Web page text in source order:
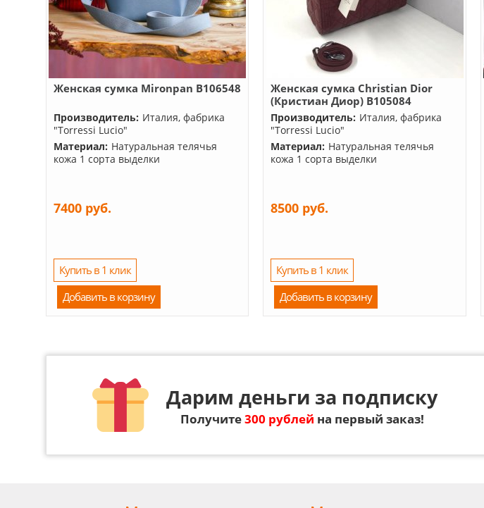
Женская сумка Mironpan B106548
Производитель: Италия, фабрика
"Torressi Lucio"
Материал: Натуральная телячья
кожа 1 сорта выделки
7400 руб.
Купить в 1 клик
Добавить в корзину
Женская сумка Christian Dior
(Кристиан Диор) B105084
Производитель: Италия, фабрика
"Torressi Lucio"
Материал: Натуральная телячья
кожа 1 сорта выделки
8500 руб.
Купить в 1 клик
Добавить в корзину
Дарим деньги за подписку
Получите300 рублей на первый заказ!